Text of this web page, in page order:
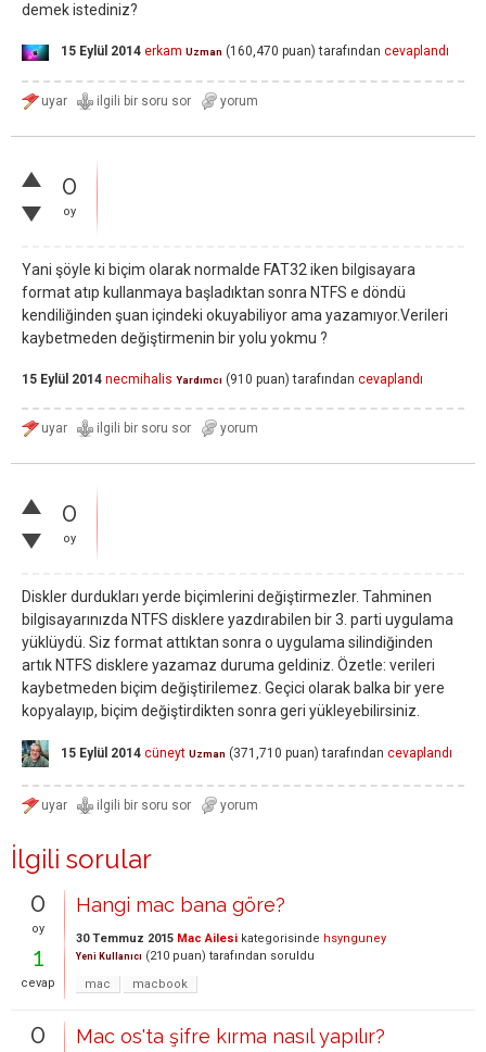
demek istediniz?
15 Eylül 2014 erkam Uzman (160,470 puan) tarafından cevaplandı
0
oy
Yani şöyle ki biçim olarak normalde FAT32 iken bilgisayara
format atıp kullanmaya başladıktan sonra NTFS e döndü
kendiliğinden şuan içindeki okuyabiliyor ama yazamıyor.Verileri
kaybetmeden değiştirmenin bir yolu yokmu ?
15 Eylül 2014 necmihalis Yardımcı (910 puan) tarafından cevaplandı
0
oy
Diskler durdukları yerde biçimlerini değiştirmezler. Tahminen
bilgisayarınızda NTFS disklere yazdırabilen bir 3. parti uygulama
yüklüydü. Siz format attıktan sonra o uygulama silindiğinden
artık NTFS disklere yazamaz duruma geldiniz. Özetle: verileri
kaybetmeden biçim değiştirilemez. Geçici olarak balka bir yere
kopyalayıp, biçim değiştirdikten sonra geri yükleyebilirsiniz.
15 Eylül 2014 cüneyt Uzman (371,710 puan) tarafından cevaplandı
İlgili sorular
0
oy
1
cevap
Hangi mac bana göre?
30 Temmuz 2015 Mac Ailesi kategorisinde hsynguney
Yeni Kullanıcı (210 puan) tarafından soruldu
mac
macbook
0 Mac os'ta şifre kırma nasıl yapılır?